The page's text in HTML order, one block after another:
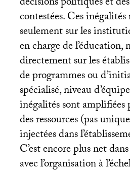
contestées. Ces
seulement sur les
en charge de l’éducation,
directement sur les
de programmes ou
spécialisé, niveau
inégalités sont amplifiées
des ressources (pas
injectées dans
C’est encore plus net
avec l’organisation à